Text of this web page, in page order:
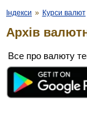
Індекси » Курси валют
Архів
Все про валюту